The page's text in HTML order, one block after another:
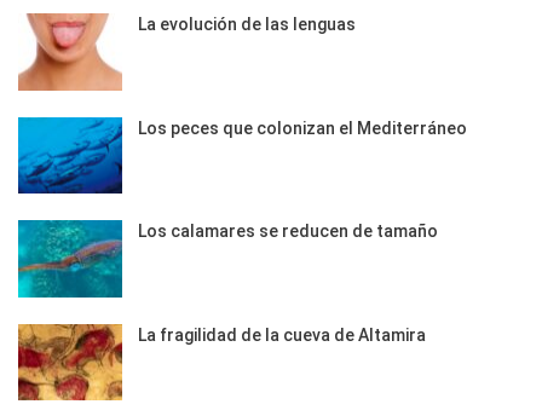
La evolución de las lenguas
Los peces que colonizan el Mediterráneo
Los calamares se reducen de tamaño
La fragilidad de la cueva de Altamira